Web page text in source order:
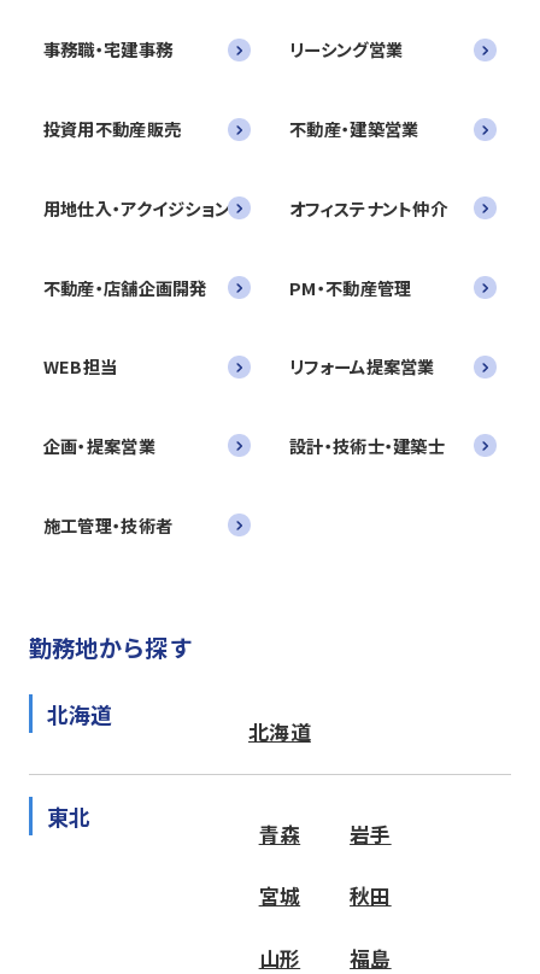
事務職・宅建事務 リーシング営業
投資用不動産販売 不動産・建築営業
用地仕入・アクイジション オフィステナント仲介
不動産・店舗企画開発 PM・不動産管理
WEB担当 リフォーム提案営業
企画・提案営業 設計・技術士・建築士
施工管理・技術者
勤務地から探す
北海道
北海道
東北
青森 岩手
宮城 秋田
山形 福島